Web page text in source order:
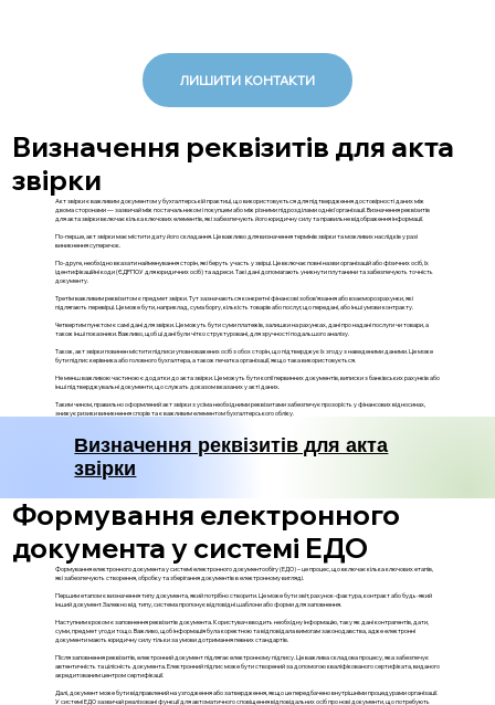
ЛИШИТИ КОНТАКТИ
Визначення реквізитів для акта
звірки
Акт звірки є важливим документом у бухгалтерській практиці, що використовується для підтвердження достовірності даних між
двома сторонами — зазвичай між постачальником і покупцем або між різними підрозділами однієї організації. Визначення реквізитів
для акта звірки включає кілька ключових елементів, які забезпечують його юридичну силу та правильне відображення інформації.
По-перше, акт звірки має містити дату його складання. Це важливо для визначення термінів звірки та можливих наслідків у разі
виникнення суперечок.
По-друге, необхідно вказати найменування сторін, які беруть участь у звірці. Це включає повні назви організацій або фізичних осіб, їх
ідентифікаційні коди (ЄДРПОУ для юридичних осіб) та адреси. Такі дані допомагають уникнути плутанини та забезпечують точність
документу.
Третім важливим реквізитом є предмет звірки. Тут зазначаються конкретні фінансові зобов'язання або взаєморозрахунки, які
підлягають перевірці. Це може бути, наприклад, сума боргу, кількість товарів або послуг, що передані, або інші умови контракту.
Четвертим пунктом є самі дані для звірки. Це можуть бути суми платежів, залишки на рахунках, дані про надані послуги чи товари, а
також інші показники. Важливо, щоб ці дані були чітко структуровані, для зручності подальшого аналізу.
Також, акт звірки повинен містити підписи уповноважених осіб з обох сторін, що підтверджує їх згоду з наведеними даними. Це може
бути підпис керівника або головного бухгалтера, а також печатка організації, якщо така використовується.
Не менш важливою частиною є додатки до акта звірки. Це можуть бути копії первинних документів, виписки з банківських рахунків або
інші підтверджувальні документи, що служать доказом вказаних у акті даних.
Таким чином, правильно оформлений акт звірки з усіма необхідними реквізитами забезпечує прозорість у фінансових відносинах,
знижує ризики виникнення спорів та є важливим елементом бухгалтерського обліку.
Визначення реквізитів для акта
звірки
Формування електронного
документа у системі ЕДО
Формування електронного документа у системі електронного документообігу (ЕДО) – це процес, що включає кілька ключових етапів,
які забезпечують створення, обробку та зберігання документів в електронному вигляді.
Першим етапом є визначення типу документа, який потрібно створити. Це може бути звіт, рахунок-фактура, контракт або будь-який
інший документ. Залежно від типу, система пропонує відповідні шаблони або форми для заповнення.
Наступним кроком є заповнення реквізитів документа. Користувач вводить необхідну інформацію, таку як дані контрагентів, дати,
суми, предмет угоди тощо. Важливо, щоб інформація була коректною та відповідала вимогам законодавства, адже електронні
документи мають юридичну силу тільки за умови дотримання певних стандартів.
Після заповнення реквізитів, електронний документ підлягає електронному підпису. Це важлива складова процесу, яка забезпечує
автентичність та цілісність документа. Електронний підпис може бути створений за допомогою кваліфікованого сертифіката, виданого
акредитованим центром сертифікації.
Далі, документ може бути відправлений на узгодження або затвердження, якщо це передбачено внутрішніми процедурами організації.
У системі ЕДО зазвичай реалізовані функції для автоматичного сповіщення відповідальних осіб про нові документи, що потребують